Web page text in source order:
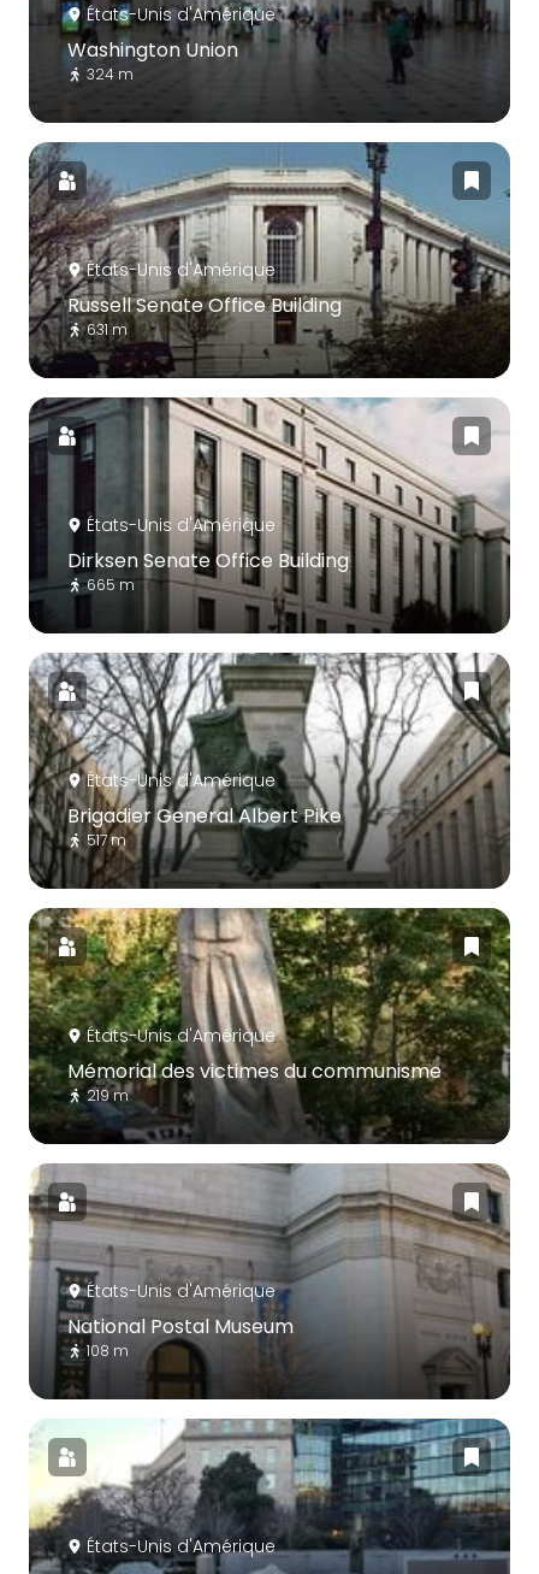
États-Unis d'Amérique
Washington Union
324 m
États-Unis d'Amérique
Russell Senate Office Building
631 m
États-Unis d'Amérique
Dirksen Senate Office Building
665 m
États-Unis d'Amérique
Brigadier General Albert Pike
517 m
États-Unis d'Amérique
Mémorial des victimes du communisme
219 m
États-Unis d'Amérique
National Postal Museum
108 m
États-Unis d'Amérique